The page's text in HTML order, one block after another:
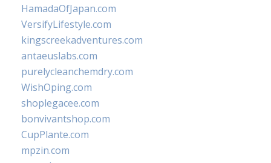
HamadaOfJapan.com
VersifyLifestyle.com
kingscreekadventures.com
antaeuslabs.com
purelycleanchemdry.com
WishOping.com
shoplegacee.com
bonvivantshop.com
CupPlante.com
mpzin.com